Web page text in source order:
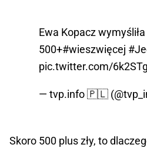
Ewa Kopacz
500+#wieszwięcej
pic.twitter.com/
— tvp.info 🇵🇱
Skoro 500 plus zły, to